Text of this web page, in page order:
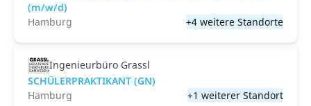
(m/w/d)
Hamburg
+4 weitere Standorte
Ingenieurbüro Grassl
SCHÜLERPRAKTIKANT (GN)
Hamburg
+1 weiterer Standort